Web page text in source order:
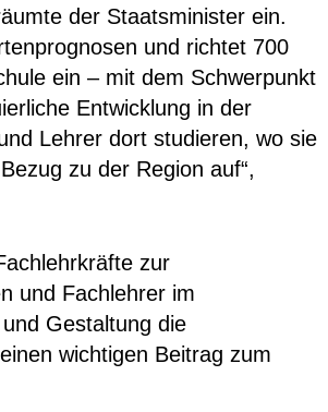
der Staatsminister ein.
und richtet 700
ein – mit dem Schwerpunkt
Entwicklung in der
Lehrer dort studieren, wo sie
zu der Region auf“,
zur
und Fachlehrer im
Gestaltung die
wichtigen Beitrag zum